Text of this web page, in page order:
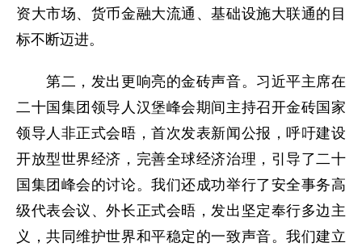
资大市场、货币金融大流通、基础设施大联通的目
标不断迈进。
第二，发出更响亮的金砖声音。习近平主席在
二十国集团领导人汉堡峰会期间主持召开金砖国家
领导人非正式会晤，首次发表新闻公报，呼吁建设
开放型世界经济，完善全球经济治理，引导了二十
国集团峰会的讨论。我们还成功举行了安全事务高
级代表会议、外长正式会晤，发出坚定奉行多边主
义，共同维护世界和平稳定的一致声音。我们建立